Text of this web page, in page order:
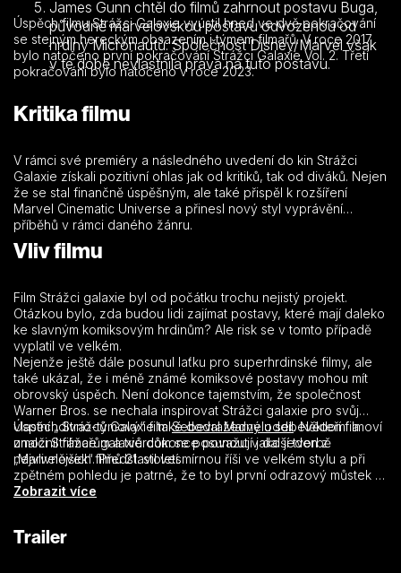
James Gunn chtěl do filmů zahrnout postavu Buga,
původně marvelovskou postavu odvozenou od
hrdiny Micronautů. Společnost Disney/Marvel však
v té době nevlastnila práva na tuto postavu.
Úspěch filmu Strážci Galaxie vyústil hned ve dvě pokračování
se stejným hereckým obsazením i týmem filmařů. V roce 2017
bylo natočeno první pokračování Strážci Galaxie Vol. 2. Třetí
pokračování bylo natočeno v roce 2023.
Kritika filmu
V rámci své premiéry a následného uvedení do kin Strážci
Galaxie získali pozitivní ohlas jak od kritiků, tak od diváků. Nejen
že se stal finančně úspěšným, ale také přispěl k rozšíření
Marvel Cinematic Universe a přinesl nový styl vyprávění
příběhů v rámci daného žánru.
Vliv filmu
Film Strážci galaxie byl od počátku trochu nejistý projekt.
Otázkou bylo, zda budou lidi zajímat postavy, které mají daleko
ke slavným komiksovým hrdinům? Ale risk se v tomto případě
vyplatil ve velkém.
Nejenže ještě dále posunul laťku pro superhrdinské filmy, ale
také ukázal, že i méně známé komiksové postavy mohou mít
obrovský úspěch. Není dokonce tajemstvím, že společnost
Warner Bros. se nechala inspirovat Strážci galaxie pro svůj
vlastní „divno-týmový“ filmSebevražedný oddíl. Někteří filmoví
znalci Strážce galaxie dokonce považují jako jeden z
nejvlivnějších filmů 21. století.
Úspěch Strážců Galaxie také dodal Marvelu sebevědomí a
umožnil filmařům a tvůrcům se posunout v další tvorbě
„Marvelovek“. Představil vesmírnou říši ve velkém stylu a při
zpětném pohledu je patrné, že to byl první odrazový můstek k
filmům, jako jsou Avengers: Infinity War a
Zobrazit více
Trailer